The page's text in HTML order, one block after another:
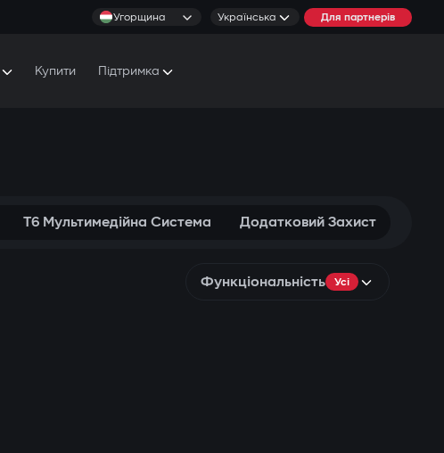
Угорщина Українська Для партнерів
Купити Підтримка
T6 Мультимедійна Система Додатковий Захист
Функціональність Усі